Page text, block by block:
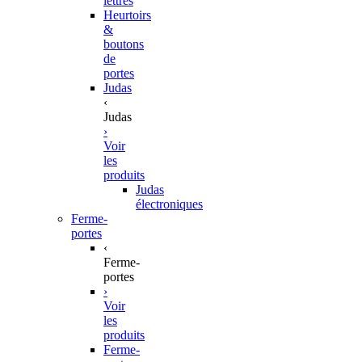
Heurtoirs
&
boutons
de
portes
Judas
‹
Judas
›
Voir
les
produits
Judas
électroniques
Ferme-
portes
‹
Ferme-
portes
›
Voir
les
produits
Ferme-